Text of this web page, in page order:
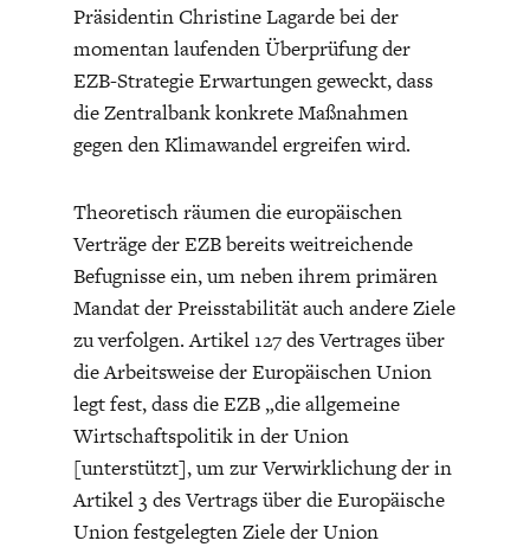
INDUSTRIEPOLITIK
CIRCULAR ECONOMY
ENERGIE & UMWELT
ENTWICKLUNGSPOLITIK
Präsidentin Christine Lagarde bei der
momentan laufenden Überprüfung der
EZB-Strategie Erwartungen geweckt, dass
die Zentralbank konkrete Maßnahmen
gegen den Klimawandel ergreifen wird.
Theoretisch räumen die europäischen
Verträge der EZB bereits weitreichende
Befugnisse ein, um neben ihrem primären
Mandat der Preisstabilität auch andere Ziele
zu verfolgen. Artikel 127 des Vertrages über
die Arbeitsweise der Europäischen Union
legt fest, dass die EZB „die allgemeine
Wirtschaftspolitik in der Union
[unterstützt], um zur Verwirklichung der in
Artikel 3 des Vertrags über die Europäische
Union festgelegten Ziele der Union